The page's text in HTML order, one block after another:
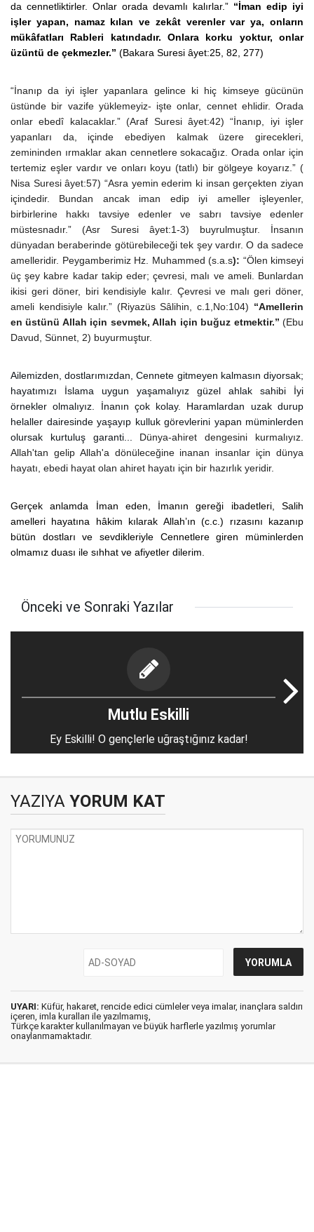
da cennetliktirler. Onlar orada devamlı kalırlar.” “İman edip iyi
işler yapan, namaz kılan ve zekât verenler var ya, onların
mükâfatları Rableri katındadır. Onlara korku yoktur, onlar
üzüntü de çekmezler.” (Bakara Suresi âyet:25, 82, 277)
“İnanıp da iyi işler yapanlara gelince ki hiç kimseye gücünün
üstünde bir vazife yüklemeyiz- işte onlar, cennet ehlidir. Orada
onlar ebedî kalacaklar.” (Araf Suresi âyet:42) “İnanıp, iyi işler
yapanları da, içinde ebediyen kalmak üzere girecekleri,
zemininden ırmaklar akan cennetlere sokacağız. Orada onlar için
tertemiz eşler vardır ve onları koyu (tatlı) bir gölgeye koyarız.” (
Nisa Suresi âyet:57) “Asra yemin ederim ki insan gerçekten ziyan
içindedir. Bundan ancak iman edip iyi ameller işleyenler,
birbirlerine hakkı tavsiye edenler ve sabrı tavsiye edenler
müstesnadır.” (Asr Suresi âyet:1-3) buyrulmuştur.
İnsanın
dünyadan beraberinde götürebileceği tek şey vardır. O da sadece
amelleridir. Peygamberimiz Hz. Muhammed (s.a.s): “Ölen kimseyi
üç şey kabre kadar takip eder; çevresi, malı ve ameli. Bunlardan
ikisi geri döner, biri kendisiyle kalır. Çevresi ve malı geri döner,
ameli kendisiyle kalır.” (Riyazüs Sâlihin, c.1,No:104) “Amellerin
en üstünü Allah için sevmek, Allah için buğuz etmektir.” (Ebu
Davud, Sünnet, 2) buyurmuştur.
Ailemizden, dostlarımızdan, Cennete gitmeyen kalmasın diyorsak;
hayatımızı İslama uygun yaşamalıyız güzel ahlak sahibi İyi
örnekler olmalıyız. İnanın çok kolay. Haramlardan uzak durup
helaller dairesinde yaşayıp kulluk görevlerini yapan müminlerden
olursak
kurtuluş garanti...
Dünya-ahiret dengesini kurmalıyız.
Allah'tan gelip Allah'a dönüleceğine inanan insanlar için dünya
hayatı, ebedi hayat olan ahiret hayatı için bir hazırlık yeridir.
Gerçek anlamda İman eden, İmanın gereği ibadetleri, Salih
amelleri hayatına hâkim kılarak Allah’ın (c.c.) rızasını kazanıp
bütün dostları ve sevdikleriyle Cennetlere giren müminlerden
olmamız duası ile sıhhat ve afiyetler dilerim.
Önceki ve Sonraki Yazılar
Mutlu Eskilli
Ey Eskilli! O gençlerle uğraştığınız kadar!
YAZIYA YORUM KAT
UYARI: Küfür, hakaret, rencide edici cümleler veya imalar, inançlara saldırı
içeren, imla kuralları ile yazılmamış,
Türkçe karakter kullanılmayan ve büyük harflerle yazılmış yorumlar
onaylanmamaktadır.